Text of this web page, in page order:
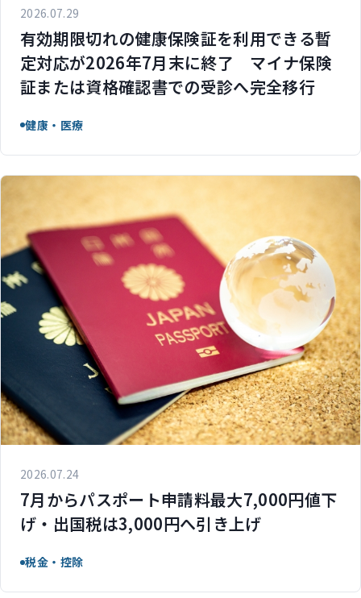
2026.07.29
有効期限切れの健康保険証を利用できる暫
定対応が2026年7月末に終了 マイナ保険
証または資格確認書での受診へ完全移行
健康・医療
2026.07.24
7月からパスポート申請料最大7,000円値下
げ・出国税は3,000円へ引き上げ
税金・控除